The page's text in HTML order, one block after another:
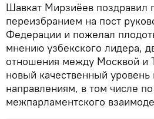
Шавкат Мирзиёев поздравил
переизбранием на пост
Федерации и пожелал
мнению узбекского лидера,
отношения между Москвой и
новый качественный уровень
направлениям, в том числе
межпарламентского